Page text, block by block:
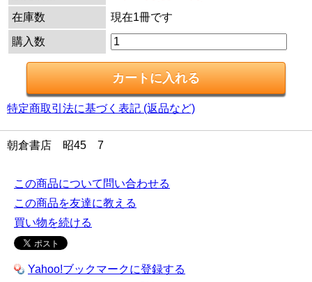
在庫数
現在1冊です
購入数
特定商取引法に基づく表記 (返品など)
朝倉書店 昭45 7
この商品について問い合わせる
この商品を友達に教える
買い物を続ける
Yahoo!ブックマークに登録する